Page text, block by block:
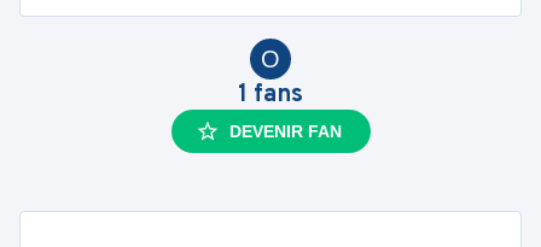
O
1 fans
DEVENIR FAN